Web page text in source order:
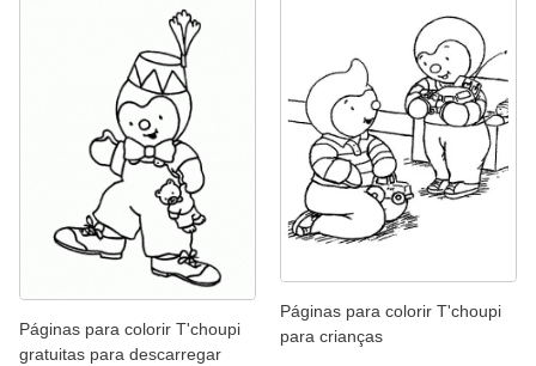
Páginas para colorir T'choupi
gratuitas para descarregar
Páginas para colorir T'choupi
para crianças